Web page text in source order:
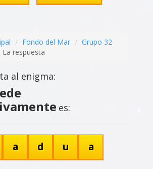
Fondo del Mar
Grupo 32
La respuesta
al enigma:
es:
a d u
a